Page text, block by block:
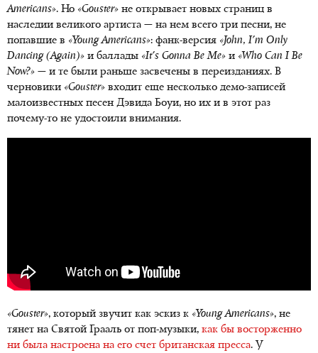
Americans». Но «Gouster» не открывает новых страниц в
наследии великого артиста — на нем всего три песни, не
попавшие в «Young Americans»: фанк-версия «John, I'm Only
Dancing (Again)» и баллады «It's Gonna Be Me» и «Who Can I Be
Now?» — и те были раньше засвечены в переизданиях. В
черновики «Gouster» входит еще несколько демо-записей
малоизвестных песен Дэвида Боуи, но их и в этот раз
почему-то не удостоили внимания.
«Gouster», который звучит как эскиз к «Young Americans», не
тянет на Святой Грааль от поп-музыки, как бы восторженно
ни была настроена на его счет британская пресса. У